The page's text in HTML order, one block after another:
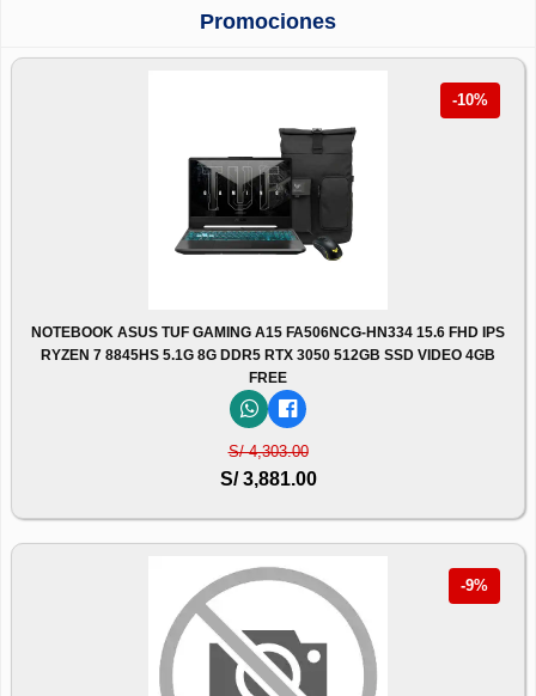
Promociones
-10%
NOTEBOOK ASUS TUF GAMING A15 FA506NCG-HN334 15.6 FHD IPS
RYZEN 7 8845HS 5.1G 8G DDR5 RTX 3050 512GB SSD VIDEO 4GB
FREE
S/ 4,303.00
S/ 3,881.00
-9%